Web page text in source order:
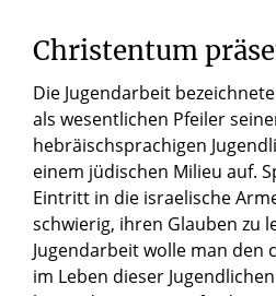
Christentum
Die Jugendarbeit
als wesentlichen Pfeiler
hebräischsprachigen
einem jüdischen Milieu auf.
Eintritt in die israelische
schwierig, ihren Glauben zu
Jugendarbeit wolle man den
im Leben dieser